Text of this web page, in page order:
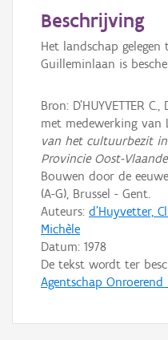
Downloads
Hergebruik
Beschrijving
Het landschap
Guilleminlaan is
Bron: D'HUYVETTER
met medewerking van
van het cultuurbezit
Provincie Oost-
Bouwen door de
(A-G), Brussel - Gent.
Auteurs: d'Huyvetter,
Michèle
Datum: 1978
De tekst wordt ter
Agentschap Onroerend